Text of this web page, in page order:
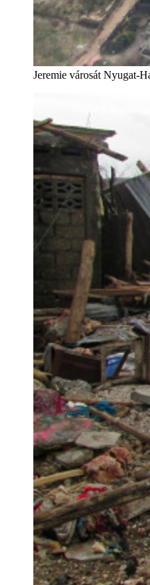
Jeremie városát Nyugat-